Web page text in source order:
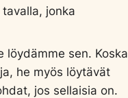
jonka
löydämme sen. Koska
he myös löytävät
jos sellaisia on.